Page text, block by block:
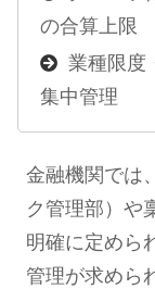
の合算上限
業種限度
集中管理
金融機関では
ク管理部）や
明確に定めら
管理が求めら